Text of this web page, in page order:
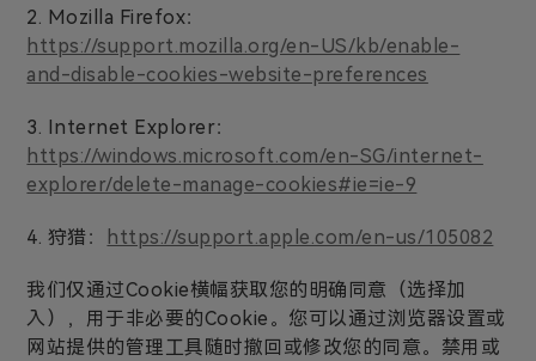
2. Mozilla Firefox：
https://support.mozilla.org/en-US/kb/enable-
and-disable-cookies-website-preferences
3. Internet Explorer：
https://windows.microsoft.com/en-SG/internet-
explorer/delete-manage-cookies#ie=ie-9
4. 狩猎： https://support.apple.com/en-us/105082
我们仅通过Cookie横幅获取您的明确同意（选择加
入），用于非必要的Cookie。您可以通过浏览器设置或
网站提供的管理工具随时撤回或修改您的同意。禁用或